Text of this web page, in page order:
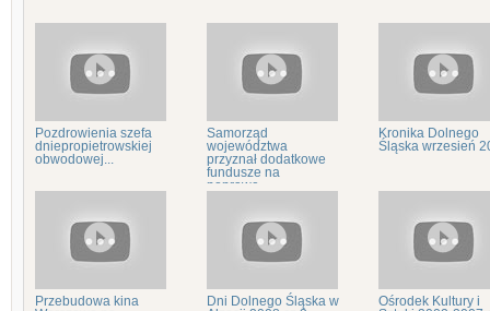
Pozdrowienia szefa
dniepropietrowskiej
obwodowej...
Samorząd
województwa
przyznał dodatkowe
fundusze na
poprawę...
Kronika Dolnego
Śląska wrzesień
Przebudowa kina
Dni Dolnego Śląska w
Ośrodek Kultury i